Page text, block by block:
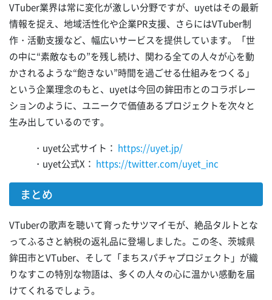
VTuber業界は常に変化が激しい分野ですが、uyetはその最新
情報を捉え、地域活性化や企業PR支援、さらにはVTuber制
作・活動支援など、幅広いサービスを提供しています。「世
の中に“素敵なもの”を残し続け、関わる全ての人々が心を動
かされるような“飽きない”時間を過ごせる仕組みをつくる」
という企業理念のもと、uyetは今回の鉾田市とのコラボレー
ションのように、ユニークで価値あるプロジェクトを次々と
生み出しているのです。
・uyet公式サイト： https://uyet.jp/
・uyet公式X： https://twitter.com/uyet_inc
まとめ
VTuberの歌声を聴いて育ったサツマイモが、絶品タルトとな
ってふるさと納税の返礼品に登場しました。この冬、茨城県
鉾田市とVTuber、そして「まちスパチャプロジェクト」が織
りなすこの特別な物語は、多くの人々の心に温かい感動を届
けてくれるでしょう。